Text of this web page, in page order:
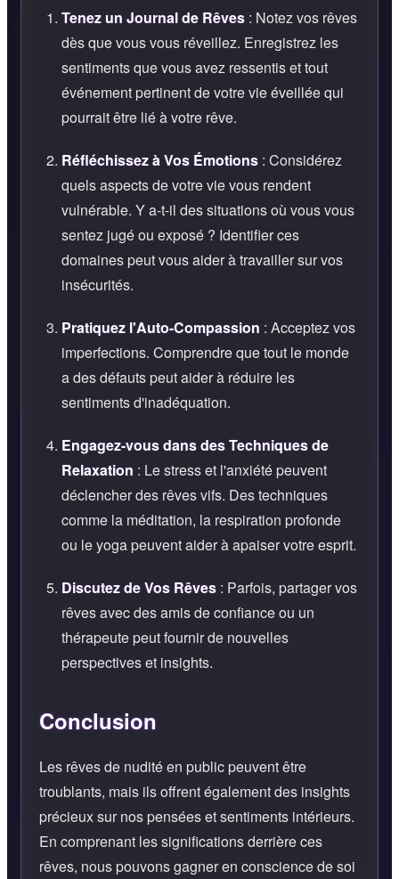
Tenez un Journal de Rêves : Notez vos rêves
dès que vous vous réveillez. Enregistrez les
sentiments que vous avez ressentis et tout
événement pertinent de votre vie éveillée qui
pourrait être lié à votre rêve.
Réfléchissez à Vos Émotions : Considérez
quels aspects de votre vie vous rendent
vulnérable. Y a-t-il des situations où vous vous
sentez jugé ou exposé ? Identifier ces
domaines peut vous aider à travailler sur vos
insécurités.
Pratiquez l'Auto-Compassion : Acceptez vos
imperfections. Comprendre que tout le monde
a des défauts peut aider à réduire les
sentiments d'inadéquation.
Engagez-vous dans des Techniques de
Relaxation : Le stress et l'anxiété peuvent
déclencher des rêves vifs. Des techniques
comme la méditation, la respiration profonde
ou le yoga peuvent aider à apaiser votre esprit.
Discutez de Vos Rêves : Parfois, partager vos
rêves avec des amis de confiance ou un
thérapeute peut fournir de nouvelles
perspectives et insights.
Conclusion
Les rêves de nudité en public peuvent être
troublants, mais ils offrent également des insights
précieux sur nos pensées et sentiments intérieurs.
En comprenant les significations derrière ces
rêves, nous pouvons gagner en conscience de soi